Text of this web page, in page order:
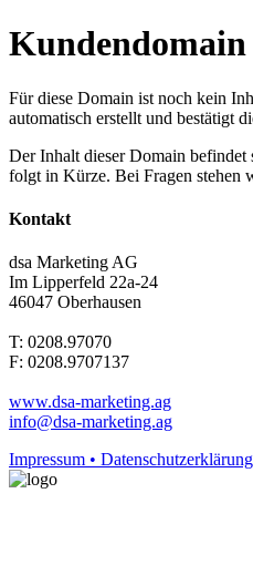
Kundendomain
Für diese Domain ist noch kein
automatisch erstellt und bestätigt
Der Inhalt dieser Domain befindet
folgt in Kürze. Bei Fragen stehen
Kontakt
dsa Marketing AG
Im Lipperfeld 22a-24
46047 Oberhausen
T: 0208.97070
F: 0208.9707137
www.dsa-marketing.ag
info@dsa-marketing.ag
Impressum • Datenschutzerklärung